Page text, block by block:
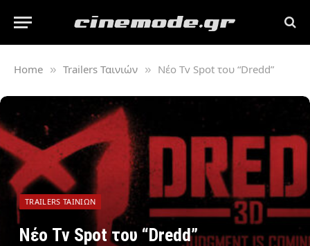
Home » Trailers Ταινιών » Νέο Tv Spot του “Dredd”
TRAILERS ΤΑΙΝΙΏΝ
Νέο Tv Spot του “Dredd”